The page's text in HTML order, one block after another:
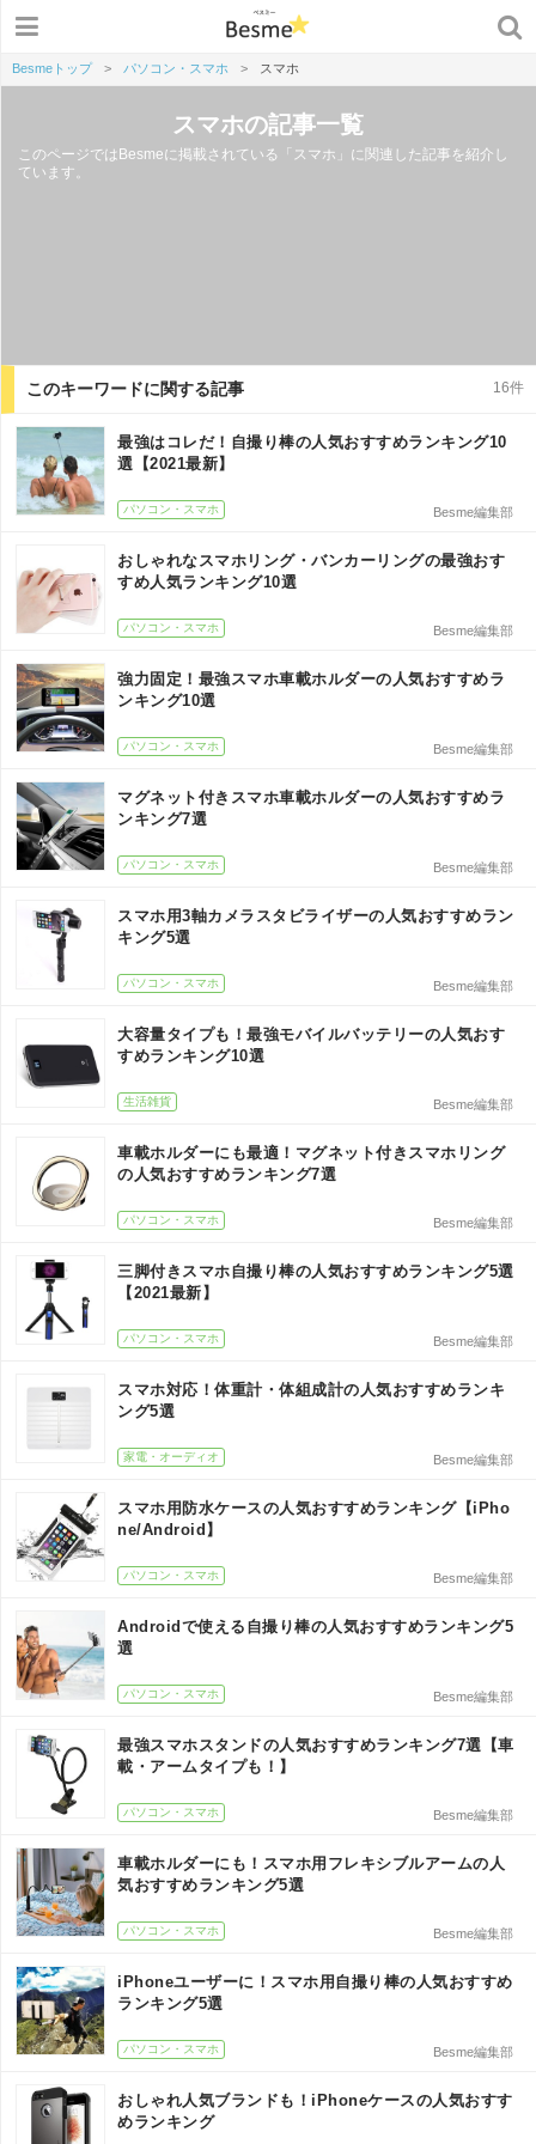
Besmeトップ > パソコン・スマホ > スマホ
スマホの記事一覧
このページではBesmeに掲載されている「スマホ」に関連した記事を紹介し
ています。
このキーワードに関する記事 16件
最強はコレだ！自撮り棒の人気おすすめランキング10
選【2021最新】
パソコン・スマホ Besme編集部
おしゃれなスマホリング・バンカーリングの最強おす
すめ人気ランキング10選
パソコン・スマホ Besme編集部
強力固定！最強スマホ車載ホルダーの人気おすすめラ
ンキング10選
パソコン・スマホ Besme編集部
マグネット付きスマホ車載ホルダーの人気おすすめラ
ンキング7選
パソコン・スマホ Besme編集部
スマホ用3軸カメラスタビライザーの人気おすすめラン
キング5選
パソコン・スマホ Besme編集部
大容量タイプも！最強モバイルバッテリーの人気おす
すめランキング10選
生活雑貨 Besme編集部
車載ホルダーにも最適！マグネット付きスマホリング
の人気おすすめランキング7選
パソコン・スマホ Besme編集部
三脚付きスマホ自撮り棒の人気おすすめランキング5選
【2021最新】
パソコン・スマホ Besme編集部
スマホ対応！体重計・体組成計の人気おすすめランキ
ング5選
家電・オーディオ Besme編集部
スマホ用防水ケースの人気おすすめランキング【iPho
ne/Android】
パソコン・スマホ Besme編集部
Androidで使える自撮り棒の人気おすすめランキング5
選
パソコン・スマホ Besme編集部
最強スマホスタンドの人気おすすめランキング7選【車
載・アームタイプも！】
パソコン・スマホ Besme編集部
車載ホルダーにも！スマホ用フレキシブルアームの人
気おすすめランキング5選
パソコン・スマホ Besme編集部
iPhoneユーザーに！スマホ用自撮り棒の人気おすすめ
ランキング5選
パソコン・スマホ Besme編集部
おしゃれ人気ブランドも！iPhoneケースの人気おすす
めランキング